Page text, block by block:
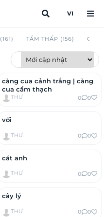
VI
TẦM THẤP (156) CAU
càng cua cảnh trắng | càng
cua cẩm thạch
THƯ 0 0
vối
THƯ 0 0
cát anh
THƯ 0 0
cây lý
THƯ 0 0